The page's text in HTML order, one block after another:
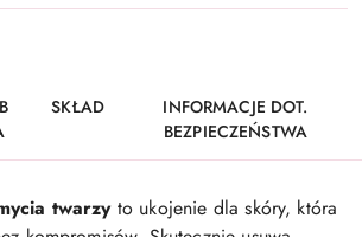
SKŁAD
INFORMACJE DOT.
BEZPIECZEŃSTWA
twarzyto ukojenie dla skóry, która